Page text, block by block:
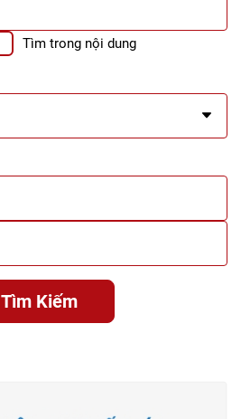
Tìm trong nội dung
Tìm Kiếm